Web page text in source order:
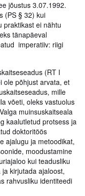
jõustus 3.07.1992.
(PS § 32) kui
praktikast ei nähtu
tänapäeval
imperatiiv: riigi
(RT I
ole põhjust arvata, et
mille
võeti, oleks vastuolus
muinsuskaitseala
kaalutletud protsess ja
doktoritöös
ajalugu ja metoodikat,
moodustamine
kui teadusliku
kirjutada ajaloost,
rahvusliku identiteedi